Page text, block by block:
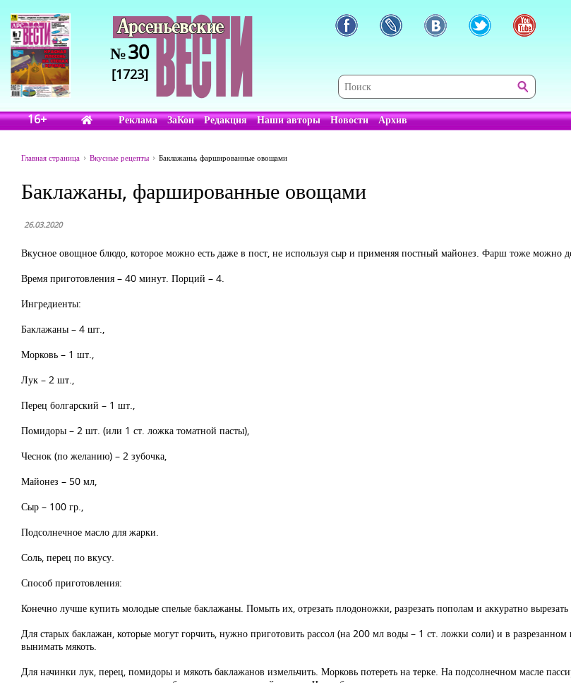
№30
[1723]
16+ Реклама ЗаКон Редакция Наши авторы Новости Архив
Главная страница Вкусные рецепты Баклажаны, фаршированные овощами
Баклажаны, фаршированные овощами
26.03.2020
Вкусное овощное блюдо, которое можно есть даже в пост, не используя сыр и применяя постный майонез. Фарш тоже можно
Время приготовления – 40 минут. Порций – 4.
Ингредиенты:
Баклажаны – 4 шт.,
Морковь – 1 шт.,
Лук – 2 шт.,
Перец болгарский – 1 шт.,
Помидоры – 2 шт. (или 1 ст. ложка томатной пасты),
Чеснок (по желанию) – 2 зубочка,
Майонез – 50 мл,
Сыр – 100 гр.,
Подсолнечное масло для жарки.
Соль, перец по вкусу.
Способ приготовления:
Конечно лучше купить молодые спелые баклажаны. Помыть их, отрезать плодоножки, разрезать пополам и аккуратно
Для старых баклажан, которые могут горчить, нужно приготовить рассол (на 200 мл воды – 1 ст. ложки соли) и в
вынимать мякоть.
Для начинки лук, перец, помидоры и мякоть баклажанов измельчить. Морковь потереть на терке. На подсолнечном масле